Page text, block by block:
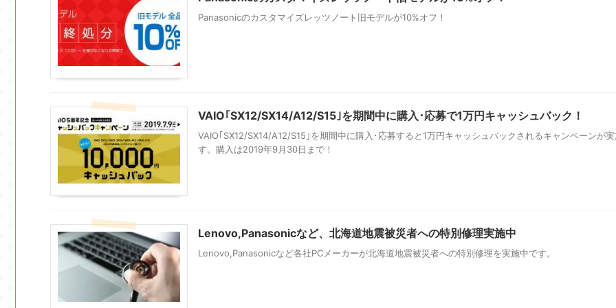
Panasonicのカスタマイズレッツノート旧モデルが10%オフ！
VAIO｢SX12/SX14/A12/S15｣を期間中に購入･応募で1万円キャッシュバック！
VAIO｢SX12/SX14/A12/S15｣を期間中に購入･応募すると1万円キャッシュバックされるキャンペーンが
す。購入は2019年9月30日まで！
Lenovo,Panasonicなど、北海道地震被災者への特別修理実施中
Lenovo,Panasonicなど各社PCメーカーが北海道地震被災者への特別修理を実施中です。